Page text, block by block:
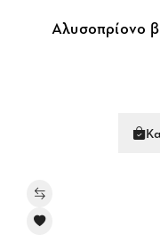
Αλυσοπρίονο